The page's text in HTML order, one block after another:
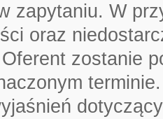
zapytaniu. W
oraz
zostanie